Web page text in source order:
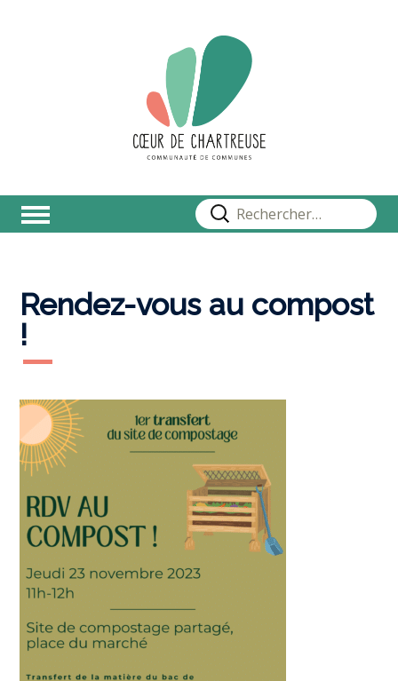
Rechercher :
Rendez-vous au compost
!